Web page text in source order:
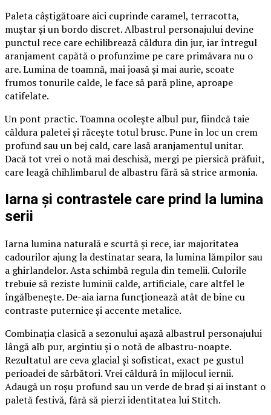
Paleta câștigătoare aici cuprinde caramel, terracotta,
muștar și un bordo discret. Albastrul personajului devine
punctul rece care echilibrează căldura din jur, iar întregul
aranjament capătă o profunzime pe care primăvara nu o
are. Lumina de toamnă, mai joasă și mai aurie, scoate
frumos tonurile calde, le face să pară pline, aproape
catifelate.
Un pont practic. Toamna ocolește albul pur, fiindcă taie
căldura paletei și răcește totul brusc. Pune în loc un crem
profund sau un bej cald, care lasă aranjamentul unitar.
Dacă tot vrei o notă mai deschisă, mergi pe piersică prăfuit,
care leagă chihlimbarul de albastru fără să strice armonia.
Iarna și contrastele care prind la lumina
serii
Iarna lumina naturală e scurtă și rece, iar majoritatea
cadourilor ajung la destinatar seara, la lumina lămpilor sau
a ghirlandelor. Asta schimbă regula din temelii. Culorile
trebuie să reziste luminii calde, artificiale, care altfel le
îngălbenește. De-aia iarna funcționează atât de bine cu
contraste puternice și accente metalice.
Combinația clasică a sezonului așază albastrul personajului
lângă alb pur, argintiu și o notă de albastru-noapte.
Rezultatul are ceva glacial și sofisticat, exact pe gustul
perioadei de sărbători. Vrei căldură în mijlocul iernii.
Adaugă un roșu profund sau un verde de brad și ai instant o
paletă festivă, fără să pierzi identitatea lui Stitch.